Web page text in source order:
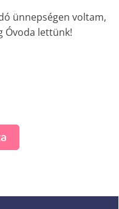
ünnepségen voltam,
Óvoda lettünk!